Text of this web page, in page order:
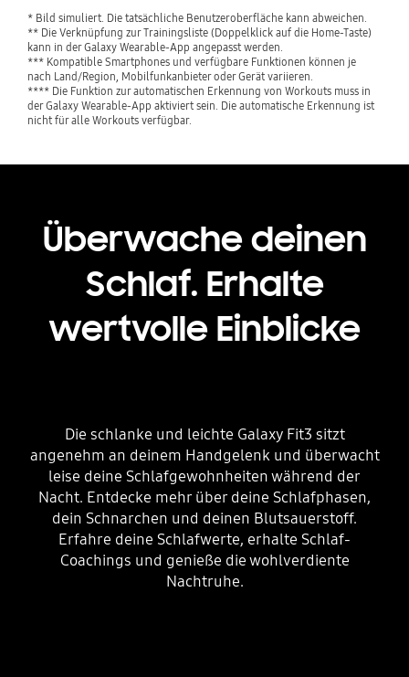
* Bild simuliert. Die tatsächliche Benutzeroberfläche kann abweichen.
** Die Verknüpfung zur Trainingsliste (Doppelklick auf die Home-Taste)
kann in der Galaxy Wearable-App angepasst werden.
*** Kompatible Smartphones und verfügbare Funktionen können je
nach Land/Region, Mobilfunkanbieter oder Gerät variieren.
**** Die Funktion zur automatischen Erkennung von Workouts muss in
der Galaxy Wearable-App aktiviert sein. Die automatische Erkennung ist
nicht für alle Workouts verfügbar.
Überwache deinen
Schlaf. Erhalte
wertvolle Einblicke
Die schlanke und leichte Galaxy Fit3 sitzt
angenehm an deinem Handgelenk und überwacht
leise deine Schlafgewohnheiten während der
Nacht. Entdecke mehr über deine Schlafphasen,
dein Schnarchen und deinen Blutsauerstoff.
Erfahre deine Schlafwerte, erhalte Schlaf-
Coachings und genieße die wohlverdiente
Nachtruhe.